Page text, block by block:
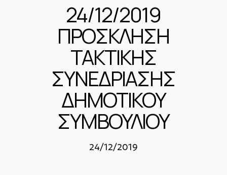
24/12/2019
ΠΡΟΣΚΛΗΣΗ
ΤΑΚΤΙΚΗΣ
ΣΥΝΕΔΡΙΑΣΗΣ
ΔΗΜΟΤΙΚΟΥ
ΣΥΜΒΟΥΛΙΟΥ
24/12/2019